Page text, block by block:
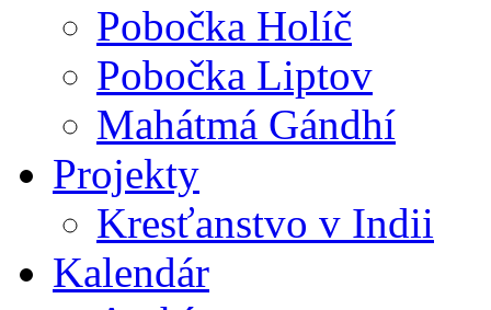
Pobočka Holíč
Pobočka Liptov
Mahátmá Gándhí
Projekty
Kresťanstvo v Indii
Kalendár